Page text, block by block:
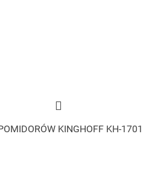
KINGHOFF KH-1701